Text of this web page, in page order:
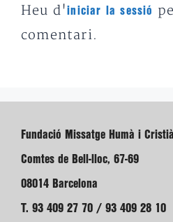
Heu d'iniciar la sessió
comentari.
Fundació Missatge Humà i Cristià
Comtes de Bell-lloc, 67-69
08014 Barcelona
T. 93 409 27 70 / 93 409 28 10